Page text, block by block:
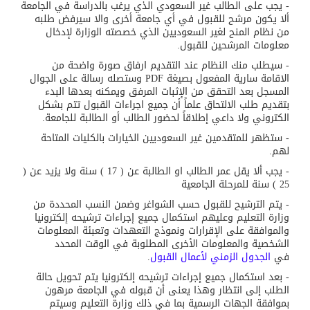
- يجب على الطالب غير السعودي الذي يرغب بالدراسة في الجامعة
ألا يكون مرشح للقبول في أي جامعة أخرى والا سيرفض طلبه
من نظام المنح لغير السعوديين الذي خصصته الوزارة لإدخال
معلومات المرشحين للقبول.
- سيطلب منك النظام عند التقديم ارفاق صورة واضحة من
الاقامة سارية المفعول بصيغة PDF وستصله رسالة على الجوال
المسجل بعد التحقق من الإثبات المرفق ويمكنه بعدها البدء
بتقديم طلب الالتحاق علماً أن جميع اجراءات القبول تتم بشكل
الكتروني ولا داعي إطلاقاً لحضور الطالب أو الطالبة للجامعة.
- ستظهر للمتقدمين غير السعوديين الخيارات بالكليات المتاحة
لهم.
- يجب ألا يقل عمر الطالب او الطالبة عن ( 17 ) سنة ولا يزيد عن (
25 ) سنة للمرحلة الجامعية
- يتم الترشيح للقبول حسب الشواغر وضمن النسب المحددة من
وزارة التعليم وعليهم استكمال جميع إجراءات ترشيحه إلكترونيا
والموافقة على الإقرارات ونموذج التعهدات وتعبئة المعلومات
الشخصية والمعلومات الأخرى المطلوبة في الوقت المحدد
في الجدول الزمني لأعمال القبول.
- بعد استكمال جميع إجراءات ترشيحه إلكترونيا يتم تحويل حالة
الطلب إلى انتظار وهذا يعنى أن قبوله في الجامعة مرهون
بموافقة الجهات الرسمية بما في ذلك وزارة التعليم وسيتم